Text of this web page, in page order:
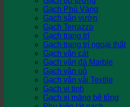
Gạch Phủ Vàng
Gạch sân vườn
Gạch Terrazzo
Gạch trang trí
Gạch trang trí ngoại thất
Gạch vân cát
Gạch vân đá Marble
Gạch vân gỗ
Gạch vân vải Textile
Gạch vi tinh
Gạch xi măng bê tông